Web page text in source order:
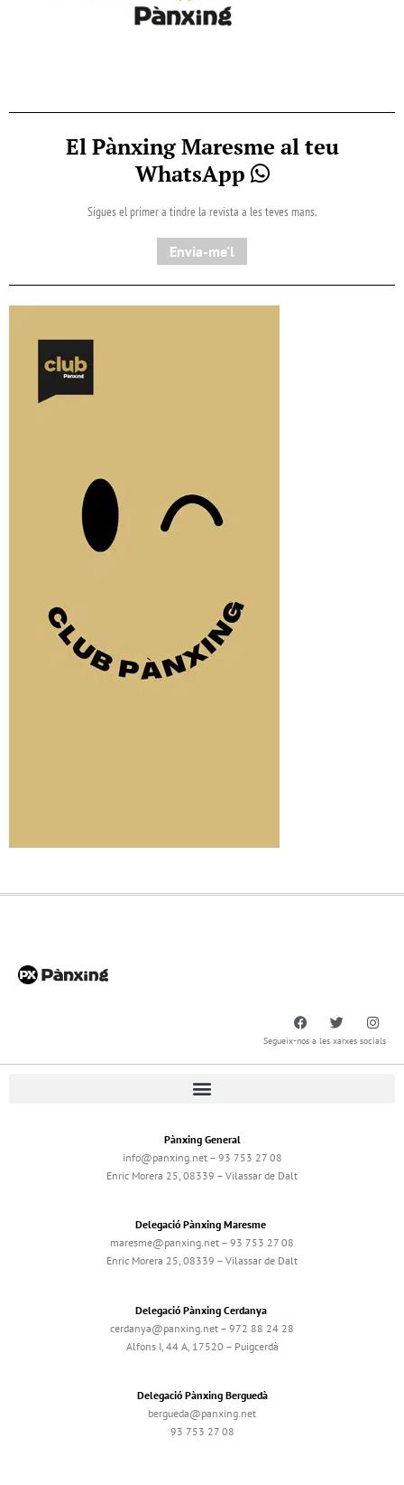
El Pànxing Maresme al teu
WhatsApp
Sigues el primer a tindre la revista a les teves mans.
Envia-me'l
Segueix-nos a les xarxes socials
Pànxing General
info@panxing.net – 93 753 27 08
Enric Morera 25, 08339 – Vilassar de Dalt
Delegació Pànxing Maresme
maresme@panxing.net – 93 753 27 08
Enric Morera 25, 08339 – Vilassar de Dalt
Delegació Pànxing Cerdanya
cerdanya@panxing.net – 972 88 24 28
Alfons I, 44 A, 17520 – Puigcerdà
Delegació Pànxing Berguedà
bergueda@panxing.net
93 753 27 08